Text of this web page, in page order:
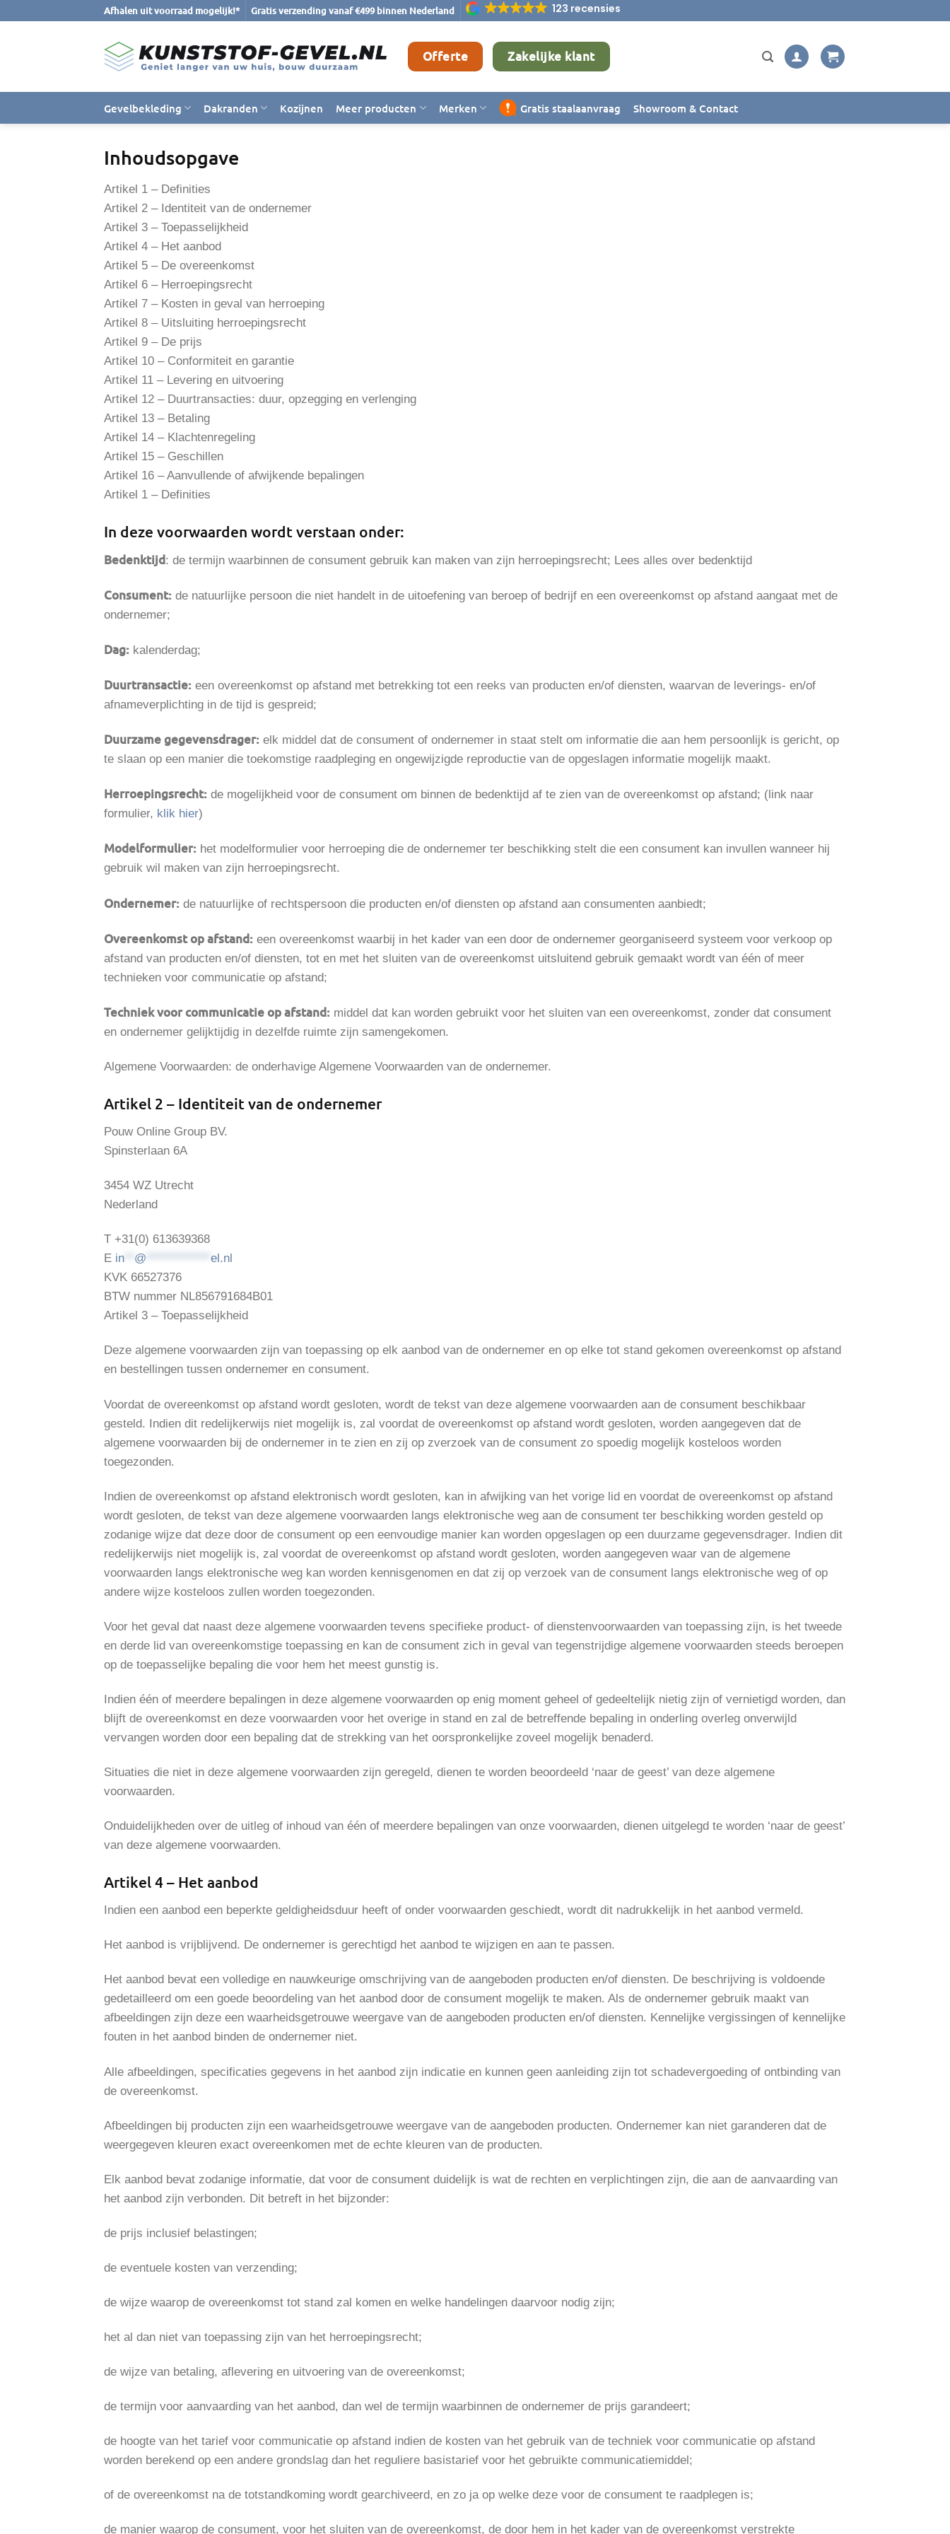
Afhalen uit voorraad mogelijk!* Gratis verzending vanaf €499 binnen Nederland 123 recensies
Offerte Zakelijke klant
Gevelbekleding Dakranden Kozijnen Meer producten Merken Gratis staalaanvraag Showroom & Contact
Inhoudsopgave
Artikel 1 – Definities
Artikel 2 – Identiteit van de ondernemer
Artikel 3 – Toepasselijkheid
Artikel 4 – Het aanbod
Artikel 5 – De overeenkomst
Artikel 6 – Herroepingsrecht
Artikel 7 – Kosten in geval van herroeping
Artikel 8 – Uitsluiting herroepingsrecht
Artikel 9 – De prijs
Artikel 10 – Conformiteit en garantie
Artikel 11 – Levering en uitvoering
Artikel 12 – Duurtransacties: duur, opzegging en verlenging
Artikel 13 – Betaling
Artikel 14 – Klachtenregeling
Artikel 15 – Geschillen
Artikel 16 – Aanvullende of afwijkende bepalingen
Artikel 1 – Definities
In deze voorwaarden wordt verstaan onder:
Bedenktijd: de termijn waarbinnen de consument gebruik kan maken van zijn herroepingsrecht; Lees alles over bedenktijd
Consument: de natuurlijke persoon die niet handelt in de uitoefening van beroep of bedrijf en een overeenkomst op afstand aangaat met de
ondernemer;
Dag: kalenderdag;
Duurtransactie: een overeenkomst op afstand met betrekking tot een reeks van producten en/of diensten, waarvan de leverings- en/of
afnameverplichting in de tijd is gespreid;
Duurzame gegevensdrager: elk middel dat de consument of ondernemer in staat stelt om informatie die aan hem persoonlijk is gericht, op
te slaan op een manier die toekomstige raadpleging en ongewijzigde reproductie van de opgeslagen informatie mogelijk maakt.
Herroepingsrecht: de mogelijkheid voor de consument om binnen de bedenktijd af te zien van de overeenkomst op afstand; (link naar
formulier, klik hier)
Modelformulier: het modelformulier voor herroeping die de ondernemer ter beschikking stelt die een consument kan invullen wanneer hij
gebruik wil maken van zijn herroepingsrecht.
Ondernemer: de natuurlijke of rechtspersoon die producten en/of diensten op afstand aan consumenten aanbiedt;
Overeenkomst op afstand: een overeenkomst waarbij in het kader van een door de ondernemer georganiseerd systeem voor verkoop op
afstand van producten en/of diensten, tot en met het sluiten van de overeenkomst uitsluitend gebruik gemaakt wordt van één of meer
technieken voor communicatie op afstand;
Techniek voor communicatie op afstand: middel dat kan worden gebruikt voor het sluiten van een overeenkomst, zonder dat consument
en ondernemer gelijktijdig in dezelfde ruimte zijn samengekomen.
Algemene Voorwaarden: de onderhavige Algemene Voorwaarden van de ondernemer.
Artikel 2 – Identiteit van de ondernemer
Pouw Online Group BV.
Spinsterlaan 6A
3454 WZ Utrecht
Nederland
T +31(0) 613639368
E in @
el.nl
KVK 66527376
BTW nummer NL856791684B01
Artikel 3 – Toepasselijkheid
Deze algemene voorwaarden zijn van toepassing op elk aanbod van de ondernemer en op elke tot stand gekomen overeenkomst op afstand
en bestellingen tussen ondernemer en consument.
Voordat de overeenkomst op afstand wordt gesloten, wordt de tekst van deze algemene voorwaarden aan de consument beschikbaar
gesteld. Indien dit redelijkerwijs niet mogelijk is, zal voordat de overeenkomst op afstand wordt gesloten, worden aangegeven dat de
algemene voorwaarden bij de ondernemer in te zien en zij op zverzoek van de consument zo spoedig mogelijk kosteloos worden
toegezonden.
Indien de overeenkomst op afstand elektronisch wordt gesloten, kan in afwijking van het vorige lid en voordat de overeenkomst op afstand
wordt gesloten, de tekst van deze algemene voorwaarden langs elektronische weg aan de consument ter beschikking worden gesteld op
zodanige wijze dat deze door de consument op een eenvoudige manier kan worden opgeslagen op een duurzame gegevensdrager. Indien dit
redelijkerwijs niet mogelijk is, zal voordat de overeenkomst op afstand wordt gesloten, worden aangegeven waar van de algemene
voorwaarden langs elektronische weg kan worden kennisgenomen en dat zij op verzoek van de consument langs elektronische weg of op
andere wijze kosteloos zullen worden toegezonden.
Voor het geval dat naast deze algemene voorwaarden tevens specifieke product- of dienstenvoorwaarden van toepassing zijn, is het tweede
en derde lid van overeenkomstige toepassing en kan de consument zich in geval van tegenstrijdige algemene voorwaarden steeds beroepen
op de toepasselijke bepaling die voor hem het meest gunstig is.
Indien één of meerdere bepalingen in deze algemene voorwaarden op enig moment geheel of gedeeltelijk nietig zijn of vernietigd worden, dan
blijft de overeenkomst en deze voorwaarden voor het overige in stand en zal de betreffende bepaling in onderling overleg onverwijld
vervangen worden door een bepaling dat de strekking van het oorspronkelijke zoveel mogelijk benaderd.
Situaties die niet in deze algemene voorwaarden zijn geregeld, dienen te worden beoordeeld ‘naar de geest’ van deze algemene
voorwaarden.
Onduidelijkheden over de uitleg of inhoud van één of meerdere bepalingen van onze voorwaarden, dienen uitgelegd te worden ‘naar de geest’
van deze algemene voorwaarden.
Artikel 4 – Het aanbod
Indien een aanbod een beperkte geldigheidsduur heeft of onder voorwaarden geschiedt, wordt dit nadrukkelijk in het aanbod vermeld.
Het aanbod is vrijblijvend. De ondernemer is gerechtigd het aanbod te wijzigen en aan te passen.
Het aanbod bevat een volledige en nauwkeurige omschrijving van de aangeboden producten en/of diensten. De beschrijving is voldoende
gedetailleerd om een goede beoordeling van het aanbod door de consument mogelijk te maken. Als de ondernemer gebruik maakt van
afbeeldingen zijn deze een waarheidsgetrouwe weergave van de aangeboden producten en/of diensten. Kennelijke vergissingen of kennelijke
fouten in het aanbod binden de ondernemer niet.
Alle afbeeldingen, specificaties gegevens in het aanbod zijn indicatie en kunnen geen aanleiding zijn tot schadevergoeding of ontbinding van
de overeenkomst.
Afbeeldingen bij producten zijn een waarheidsgetrouwe weergave van de aangeboden producten. Ondernemer kan niet garanderen dat de
weergegeven kleuren exact overeenkomen met de echte kleuren van de producten.
Elk aanbod bevat zodanige informatie, dat voor de consument duidelijk is wat de rechten en verplichtingen zijn, die aan de aanvaarding van
het aanbod zijn verbonden. Dit betreft in het bijzonder:
de prijs inclusief belastingen;
de eventuele kosten van verzending;
de wijze waarop de overeenkomst tot stand zal komen en welke handelingen daarvoor nodig zijn;
het al dan niet van toepassing zijn van het herroepingsrecht;
de wijze van betaling, aflevering en uitvoering van de overeenkomst;
de termijn voor aanvaarding van het aanbod, dan wel de termijn waarbinnen de ondernemer de prijs garandeert;
de hoogte van het tarief voor communicatie op afstand indien de kosten van het gebruik van de techniek voor communicatie op afstand
worden berekend op een andere grondslag dan het reguliere basistarief voor het gebruikte communicatiemiddel;
of de overeenkomst na de totstandkoming wordt gearchiveerd, en zo ja op welke deze voor de consument te raadplegen is;
de manier waarop de consument, voor het sluiten van de overeenkomst, de door hem in het kader van de overeenkomst verstrekte